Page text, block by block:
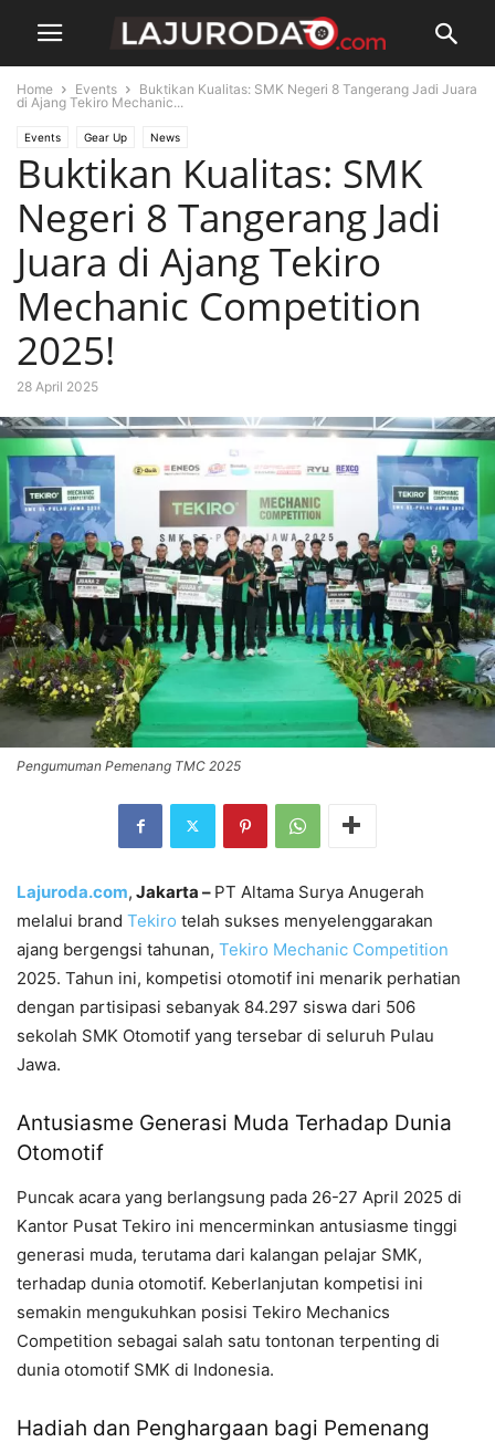
Home Events
Buktikan Kualitas: SMK Negeri 8 Tangerang Jadi Juara
di Ajang Tekiro Mechanic...
Events Gear Up News
Buktikan Kualitas: SMK
Negeri 8 Tangerang Jadi
Juara di Ajang Tekiro
Mechanic Competition
2025!
28 April 2025
Pengumuman Pemenang TMC 2025
Lajuroda.com, Jakarta – PT Altama Surya Anugerah
melalui brand Tekiro telah sukses menyelenggarakan
ajang bergengsi tahunan, Tekiro Mechanic Competition
2025. Tahun ini, kompetisi otomotif ini menarik perhatian
dengan partisipasi sebanyak 84.297 siswa dari 506
sekolah SMK Otomotif yang tersebar di seluruh Pulau
Jawa.
Antusiasme Generasi Muda Terhadap Dunia
Otomotif
Puncak acara yang berlangsung pada 26-27 April 2025 di
Kantor Pusat Tekiro ini mencerminkan antusiasme tinggi
generasi muda, terutama dari kalangan pelajar SMK,
terhadap dunia otomotif. Keberlanjutan kompetisi ini
semakin mengukuhkan posisi Tekiro Mechanics
Competition sebagai salah satu tontonan terpenting di
dunia otomotif SMK di Indonesia.
Hadiah dan Penghargaan bagi Pemenang